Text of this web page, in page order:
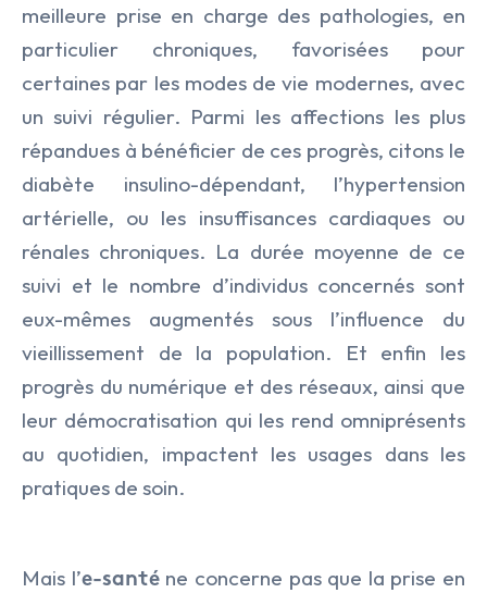
meilleure prise en charge des pathologies, en
particulier chroniques, favorisées pour
certaines par les modes de vie modernes, avec
un suivi régulier. Parmi les affections les plus
répandues à bénéficier de ces progrès, citons le
diabète insulino-dépendant, l’hypertension
artérielle, ou les insuffisances cardiaques ou
rénales chroniques. La durée moyenne de ce
suivi et le nombre d’individus concernés sont
eux-mêmes augmentés sous l’influence du
vieillissement de la population. Et enfin les
progrès du numérique et des réseaux, ainsi que
leur démocratisation qui les rend omniprésents
au quotidien, impactent les usages dans les
pratiques de soin.
Mais l’e-santéne concerne pas que la prise en